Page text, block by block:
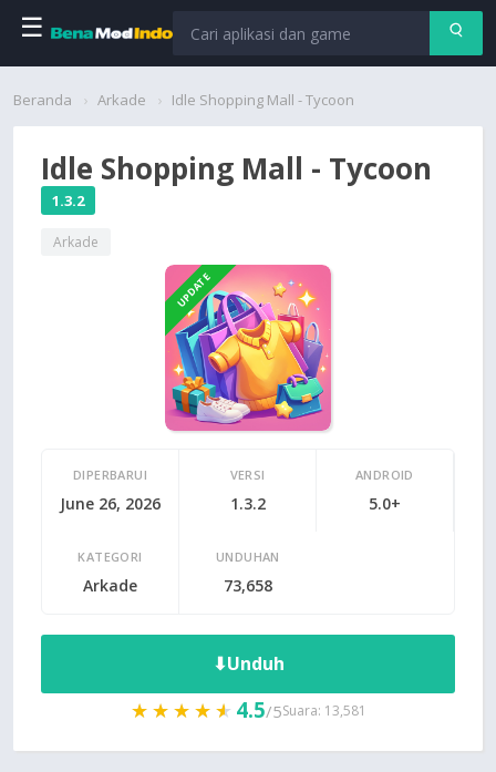
☰
Beranda
Permainan
Beranda Arkade Idle Shopping Mall - Tycoon
Idle Shopping Mall - Tycoon
1.3.2
Arkade
UPDATE
DIPERBARUI
June 26, 2026
VERSI
1.3.2
ANDROID
5.0+
KATEGORI
Arkade
UNDUHAN
73,658
⬇Unduh
★★★★★
★★★★★ 4.5/5Suara: 13,581